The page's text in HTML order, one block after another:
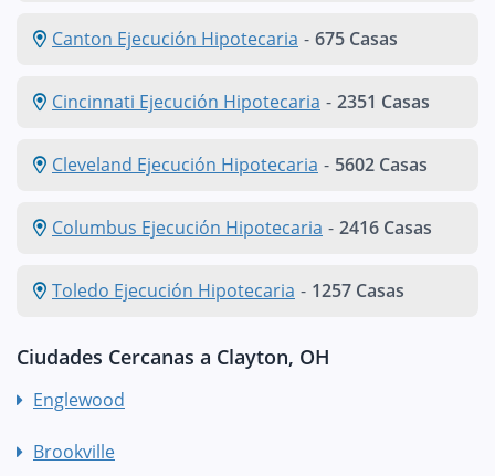
Canton Ejecución Hipotecaria - 675 Casas
Cincinnati Ejecución Hipotecaria - 2351 Casas
Cleveland Ejecución Hipotecaria - 5602 Casas
Columbus Ejecución Hipotecaria - 2416 Casas
Toledo Ejecución Hipotecaria - 1257 Casas
Ciudades Cercanas a Clayton, OH
Englewood
Brookville